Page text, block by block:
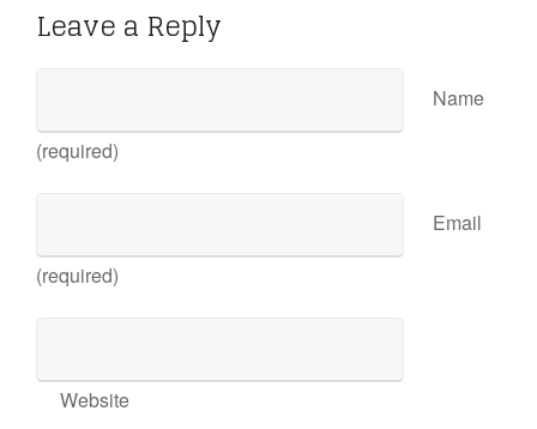
Leave a Reply
Name
(required)
Email
(required)
Website